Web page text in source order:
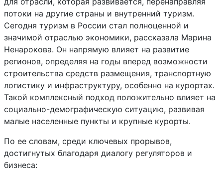
потоки на другие страны и внутренний туризм.
Сегодня туризм в России стал полноценной и
значимой отраслью экономики, рассказала Марина
Ненарокова. Он напрямую влияет на развитие
регионов, определяя на годы вперед возможности
строительства средств размещения, транспортную
логистику и инфраструктуру, особенно на курортах.
Такой комплексный подход положительно влияет на
социально-демографическую ситуацию, развивая
малые населенные пункты и крупные курорты.
По ее словам, среди ключевых прорывов,
достигнутых благодаря диалогу регуляторов и
бизнеса: